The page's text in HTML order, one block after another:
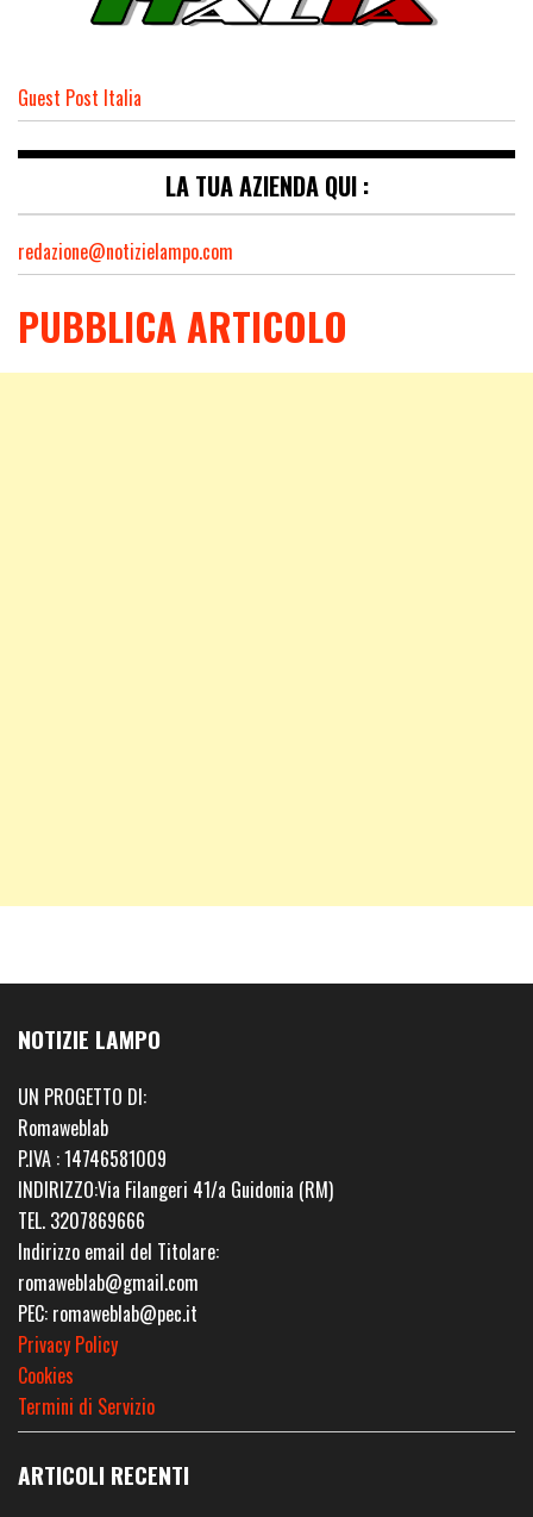
Guest Post Italia
LA TUA AZIENDA QUI :
redazione@notizielampo.com
PUBBLICA ARTICOLO
NOTIZIE LAMPO
UN PROGETTO DI:
Romaweblab
P.IVA : 14746581009
INDIRIZZO:Via Filangeri 41/a Guidonia (RM)
TEL. 3207869666
Indirizzo email del Titolare:
romaweblab@gmail.com
PEC: romaweblab@pec.it
Privacy Policy
Cookies
Termini di Servizio
ARTICOLI RECENTI